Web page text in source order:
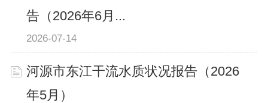
告（2026年6月...
2026-07-14
河源市东江干流水质状况报告（2026
年5月）